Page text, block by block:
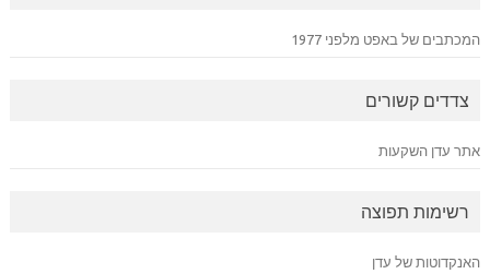
המכתבים של באפט מלפני 1977
צדדים קשורים
אתר עדן השקעות
רשימות תפוצה
האנקדוטות של עדן